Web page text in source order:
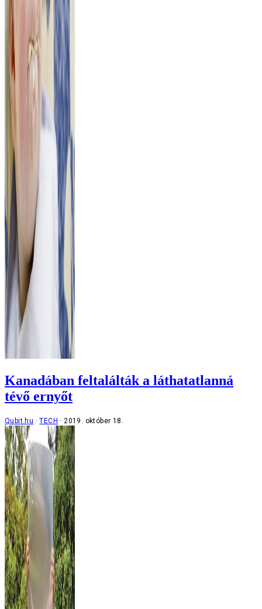
Kanadában feltalálták a láthatatlanná
tévő ernyőt
Qubit.hu TECH 2019. október 18.